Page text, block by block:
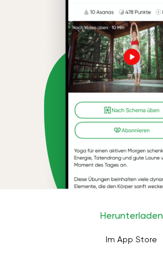
Herunterladen
Im App Store